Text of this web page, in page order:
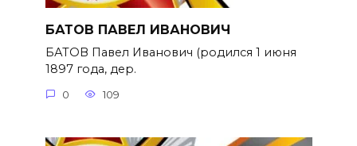
БАТОВ ПАВЕЛ ИВАНОВИЧ
БАТОВ Павел Иванович (родился 1 июня
1897 года, дер.
0 109